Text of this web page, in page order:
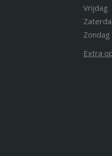
Vrijdag
Zondag
Extra